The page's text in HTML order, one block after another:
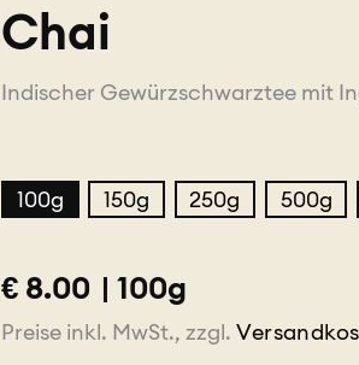
Chai
Indischer Gewürzschwarztee mit
100g 150g 250g 500g
€ 8.00 | 100g
Preise inkl. MwSt., zzgl.